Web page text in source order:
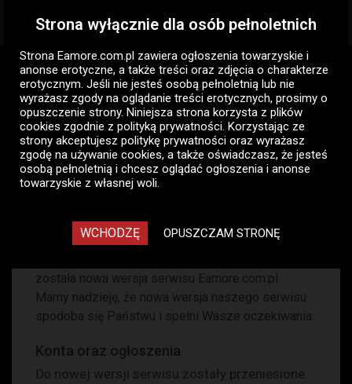
Eamore.com.pl
Aktualności
Nowe ogłoszenia Eamore.com.pl
Nowe ogłoszenia Eamore.com.pl
Eamore
Wtorek, 9 listopad 2021, 15:18
Z prawdziwą przyjemnością pragniemy
została nowa wersja serwisu Eamore.com.pl.
Mamy nadzieję, że nowa wersja naszego serwisu
spodoba się Państwu i spełni Wasze oczekiwania.
Konta oraz ogłoszenia
Do nowej wersji serwisu zostały przeniesione
Strona wyłącznie dla osób pełnoletnich
Strona Eamore.com.pl zawiera ogłoszenia towarzyskie i
anonse erotyczne, a także treści oraz zdjęcia o charakterze
erotycznym. Jeśli nie jesteś osobą pełnoletnią lub nie
wyrażasz zgody na oglądanie treści erotycznych, prosimy o
opuszczenie strony. Niniejsza strona korzysta z plików
cookies zgodnie z polityką prywatności. Korzystając ze
strony akceptujesz politykę prywatności oraz wyrażasz
zgodę na używanie cookies, a także oświadczasz, że jesteś
osobą pełnoletnią i chcesz oglądać ogłoszenia i anonse
towarzyskie z własnej woli.
WCHODZĘ OPUSZCZAM STRONĘ